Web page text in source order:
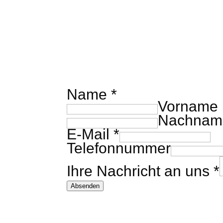
Name*
Vorname
E-Mail*
Telefonnummer
Ihre Nachricht an uns*
Absenden